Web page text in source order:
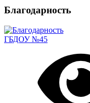
Благодарность
ГБДОУ №45